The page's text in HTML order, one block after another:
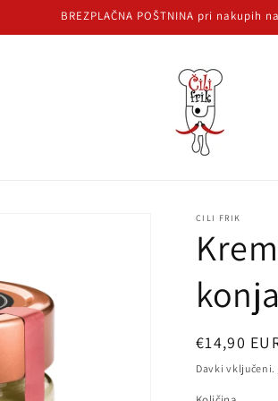
BREZPLAČNA POŠTNINA pri nakupih
CILI FRIK
Redna
cena
€14,90
Davki vključeni.